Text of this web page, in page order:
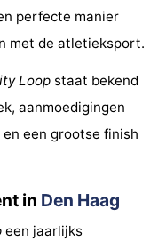
perfecte manier
met de atletieksport.
Loop staat bekend
aanmoedigingen
een grootse finish
in Den Haag
een jaarlijks